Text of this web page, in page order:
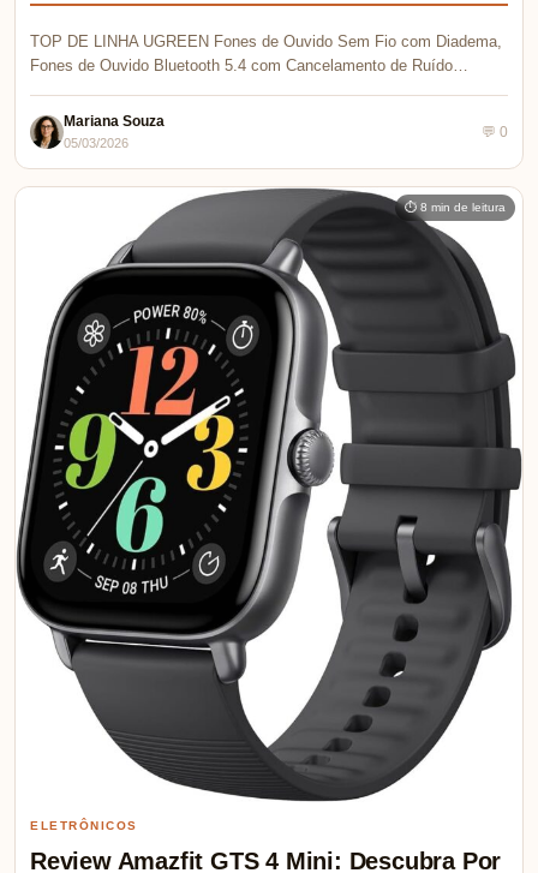
TOP DE LINHA UGREEN Fones de Ouvido Sem Fio com Diadema,
Fones de Ouvido Bluetooth 5.4 com Cancelamento de Ruído…
Mariana Souza
05/03/2026
💬 0
⏱ 8 min de leitura
ELETRÔNICOS
Review Amazfit GTS 4 Mini: Descubra Por